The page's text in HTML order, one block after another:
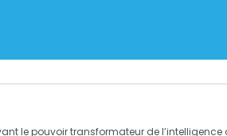
le pouvoir transformateur de l’intelligence